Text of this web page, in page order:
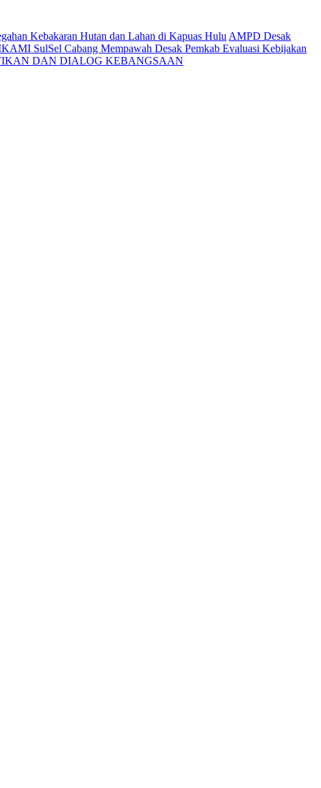
Kebakaran Hutan dan Lahan di Kapuas Hulu AMPD Desak
SulSel Cabang Mempawah Desak Pemkab Evaluasi Kebijakan
DAN DIALOG KEBANGSAAN